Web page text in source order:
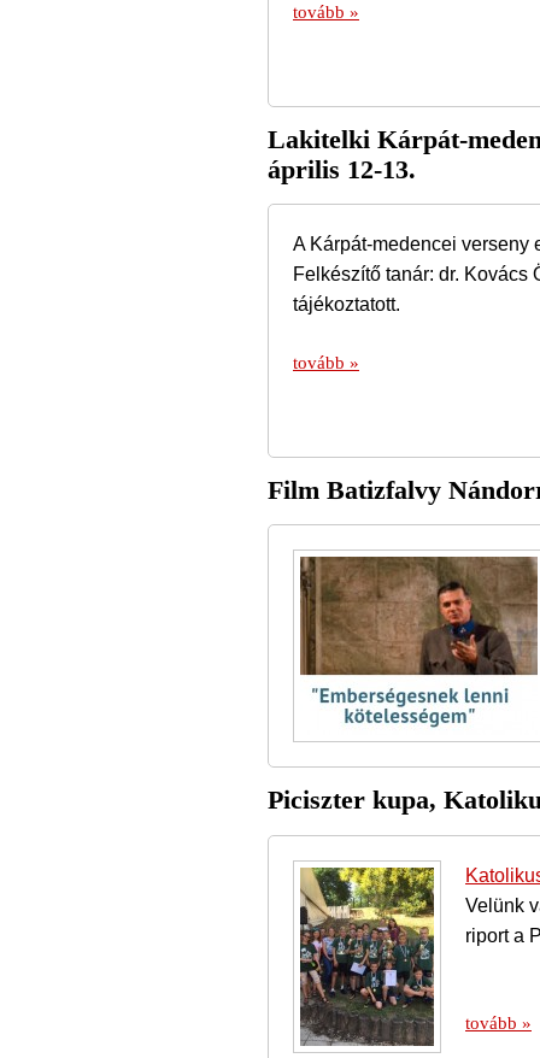
tovább »
Lakitelki Kárpát-
április 12-13.
A Kárpát-medencei verseny
Felkészítő tanár: dr. Kovács
tájékoztatott.
tovább »
Film Batizfalvy
Piciszter kupa,
Velünk
riport a
tovább »